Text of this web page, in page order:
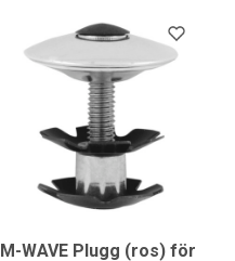
M-WAVE Plugg (ros) för